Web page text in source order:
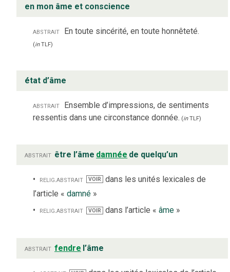
en mon âme et conscience
abstrait En toute sincérité, en toute honnêteté.
(inTLF)
état d’âme
abstrait Ensemble d’impressions, de sentiments
ressentis dans une circonstance donnée. (inTLF)
abstrait être l’âme damnée de quelqu’un
relig. abstrait VOIR
dans les unités lexicales de
l’article « damné »
relig.abstrait VOIR dans l’article « âme»
abstrait fendre l’âme